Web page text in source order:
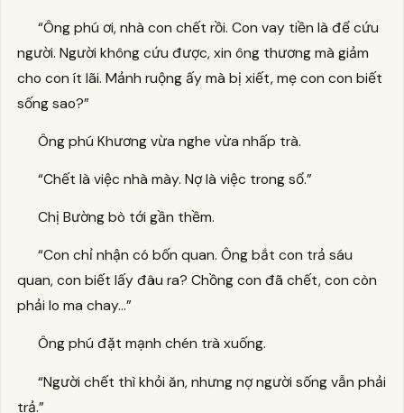
“Ông phú ơi, nhà con chết rồi. Con vay tiền là để cứu
người. Người không cứu được, xin ông thương mà giảm
cho con ít lãi. Mảnh ruộng ấy mà bị xiết, mẹ con con biết
sống sao?”
Ông phú Khương vừa nghe vừa nhấp trà.
“Chết là việc nhà mày. Nợ là việc trong sổ.”
Chị Bường bò tới gần thềm.
“Con chỉ nhận có bốn quan. Ông bắt con trả sáu
quan, con biết lấy đâu ra? Chồng con đã chết, con còn
phải lo ma chay…”
Ông phú đặt mạnh chén trà xuống.
“Người chết thì khỏi ăn, nhưng nợ người sống vẫn phải
trả.”